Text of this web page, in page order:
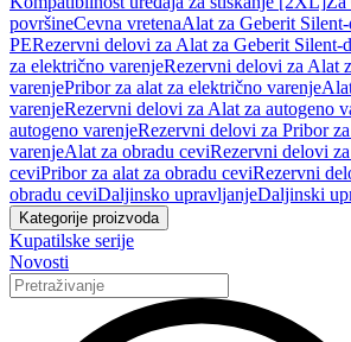
površineCevna vretenaAlat za Geberit
PERezervni delovi za Alat za Geberit Silent-
za električno varenjeRezervni delovi za Alat
varenjePribor za alat za električno varenje
varenjeRezervni delovi za Alat za autogeno
autogeno varenjeRezervni delovi za Pribor
varenjeAlat za obradu ceviRezervni delovi
ceviPribor za alat za obradu ceviRezervni
obradu ceviDaljinsko upravljanjeDaljinski
Kategorije proizvoda
Kupatilske serije
Novosti